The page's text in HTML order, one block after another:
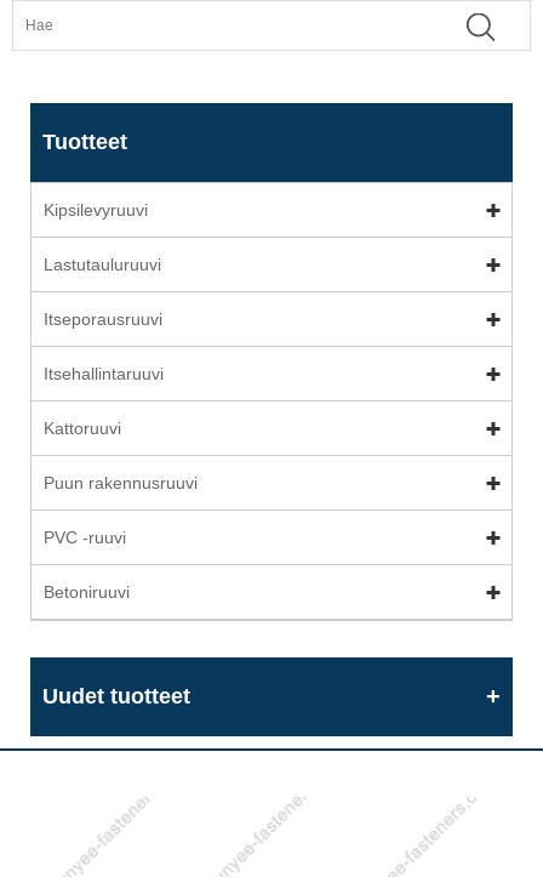
Tuotteet
Kipsilevyruuvi
Lastutauluruuvi
Itseporausruuvi
Itsehallintaruuvi
Kattoruuvi
Puun rakennusruuvi
PVC -ruuvi
Betoniruuvi
Uudet tuotteet